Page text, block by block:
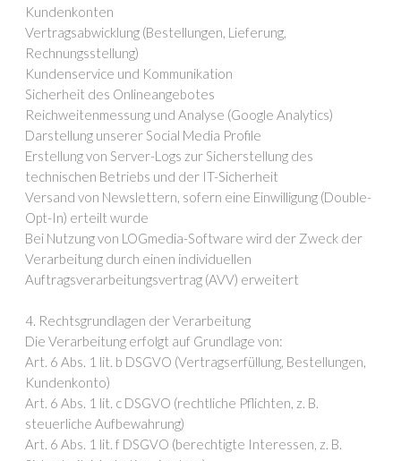
Kundenkonten
Vertragsabwicklung (Bestellungen, Lieferung,
Rechnungsstellung)
Kundenservice und Kommunikation
Sicherheit des Onlineangebotes
Reichweitenmessung und Analyse (Google Analytics)
Darstellung unserer Social Media Profile
Erstellung von Server-Logs zur Sicherstellung des
technischen Betriebs und der IT-Sicherheit
Versand von Newslettern, sofern eine Einwilligung (Double-
Opt-In) erteilt wurde
Bei Nutzung von LOGmedia-Software wird der Zweck der
Verarbeitung durch einen individuellen
Auftragsverarbeitungsvertrag (AVV) erweitert
4. Rechtsgrundlagen der Verarbeitung
Die Verarbeitung erfolgt auf Grundlage von:
Art. 6 Abs. 1 lit. b DSGVO (Vertragserfüllung, Bestellungen,
Kundenkonto)
Art. 6 Abs. 1 lit. c DSGVO (rechtliche Pflichten, z. B.
steuerliche Aufbewahrung)
Art. 6 Abs. 1 lit. f DSGVO (berechtigte Interessen, z. B.